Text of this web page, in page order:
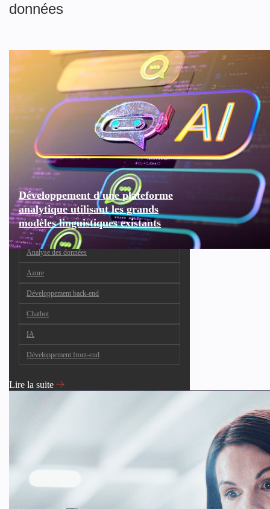
données
Développement d'une plateforme
analytique utilisant les grands
modèles linguistiques existants
Analyse des données
Azure
Développement back-end
Chatbot
IA
Développement front-end
Lire la suite